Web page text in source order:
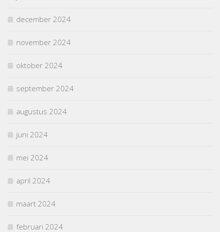
december 2024
november 2024
oktober 2024
september 2024
augustus 2024
juni 2024
mei 2024
april 2024
maart 2024
februari 2024